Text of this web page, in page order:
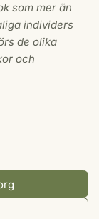
som mer än
individers
de olika
och